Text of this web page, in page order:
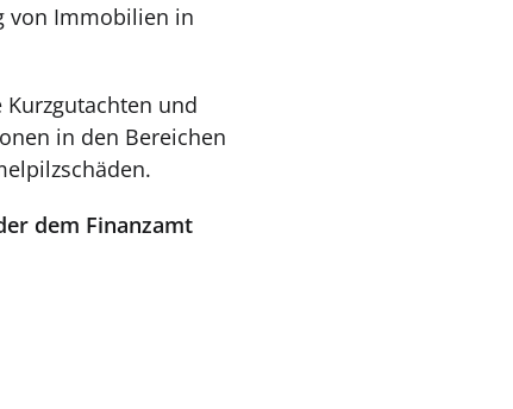
von Immobilien in
und
in den Bereichen
dem Finanzamt